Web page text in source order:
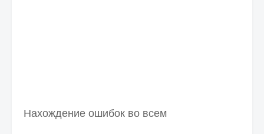
Нахождение ошибок во всем